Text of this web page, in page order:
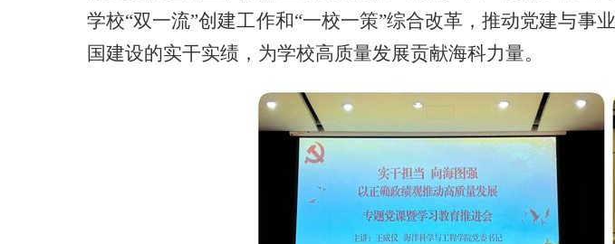
学校“双一流”创建工作和“一校一策”综合改革，推动党建与事
国建设的实干实绩，为学校高质量发展贡献海科力量。